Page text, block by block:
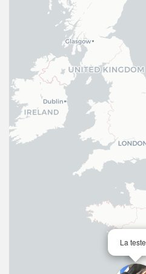
La teste